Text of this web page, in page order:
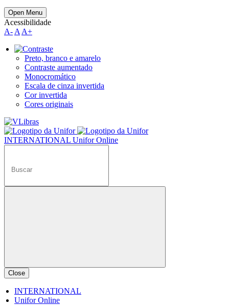
Open Menu
Acessibilidade
A- A A+
Preto, branco e amarelo
Contraste aumentado
Monocromático
Escala de cinza invertida
Cor invertida
Cores originais
INTERNATIONAL Unifor Online
Close
INTERNATIONAL
Unifor Online